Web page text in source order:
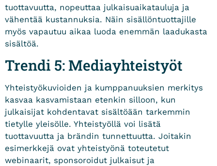
tuottavuutta, nopeuttaa julkaisuaikatauluja ja
vähentää kustannuksia. Näin sisällöntuottajille
myös vapautuu aikaa luoda enemmän laadukasta
sisältöä.
Trendi 5: Mediayhteistyöt
Yhteistyökuvioiden ja kumppanuuksien merkitys
kasvaa kasvamistaan etenkin silloon, kun
julkaisijat kohdentavat sisältöään tarkemmin
tietylle yleisölle. Yhteistyöllä voi lisätä
tuottavuutta ja brändin tunnettuutta. Joitakin
esimerkkejä ovat yhteistyönä toteutetut
webinaarit, sponsoroidut julkaisut ja